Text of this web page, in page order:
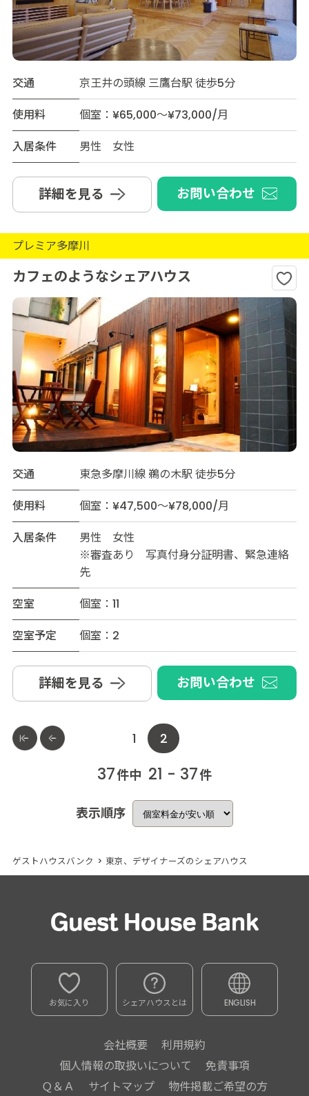
交通
京王井の頭線 三鷹台駅 徒歩5分
使用料
個室：¥65,000～¥73,000/月
入居条件
男性 女性
詳細を見る お問い合わせ
プレミア多摩川
カフェのようなシェアハウス
交通
東急多摩川線 鵜の木駅 徒歩5分
使用料
個室：¥47,500～¥78,000/月
入居条件
男性 女性
※審査あり 写真付身分証明書、緊急連絡
先
空室
個室：11
空室予定
個室：2
詳細を見る お問い合わせ
1 2
37件中 21 - 37件
表示順序
ゲストハウスバンク > 東京、デザイナーズのシェアハウス
お気に入り シェアハウスとは ENGLISH
会社概要
利用規約
個人情報の取扱いについて
免責事項
Ｑ＆Ａ
サイトマップ 物件掲載ご希望の方